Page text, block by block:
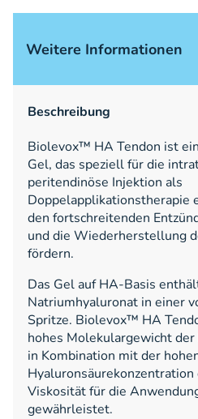
Weitere Informationen
Beschreibung
Biolevox™ HA Tendon ist
Gel, das speziell für die
peritendinöse Injektion als
Doppelapplikationstherapie
den fortschreitenden
und die Wiederherstellung
fördern.
Das Gel auf HA-Basis
Natriumhyaluronat in einer
Spritze. Biolevox™ HA
hohes Molekulargewicht
in Kombination mit der
Viskosität für die
gewährleistet.